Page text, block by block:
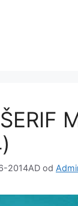
2014AD od